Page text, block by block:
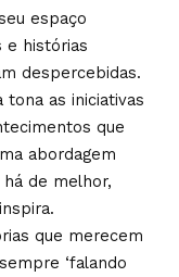
espaço
e histórias
despercebidas.
as iniciativas
que
abordagem
de melhor,
que merecem
‘falando